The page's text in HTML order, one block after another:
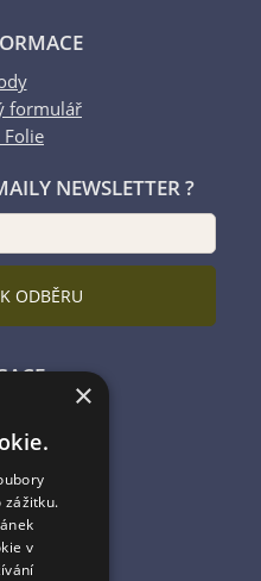
formulář
Folie
NEWSLETTER ?
zboží
košík
smlouvy
×
zážitku.
v